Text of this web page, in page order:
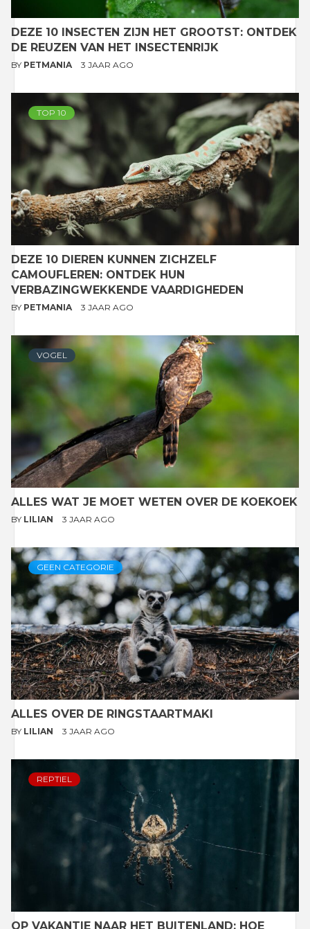
DEZE 10 INSECTEN ZIJN HET GROOTST: ONTDEK
DE REUZEN VAN HET INSECTENRIJK
BY PETMANIA 3 JAAR AGO
TOP 10
DEZE 10 DIEREN KUNNEN ZICHZELF
CAMOUFLEREN: ONTDEK HUN
VERBAZINGWEKKENDE VAARDIGHEDEN
BY PETMANIA 3 JAAR AGO
VOGEL
ALLES WAT JE MOET WETEN OVER DE KOEKOEK
BY LILIAN 3 JAAR AGO
GEEN CATEGORIE
ALLES OVER DE RINGSTAARTMAKI
BY LILIAN 3 JAAR AGO
REPTIEL
OP VAKANTIE NAAR HET BUITENLAND: HOE